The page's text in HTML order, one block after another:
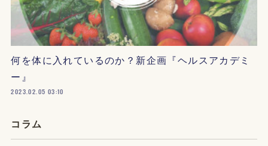
何を体に入れているのか？新企画『ヘルスアカデミ
ー』
2023.02.05 03:10
コラム